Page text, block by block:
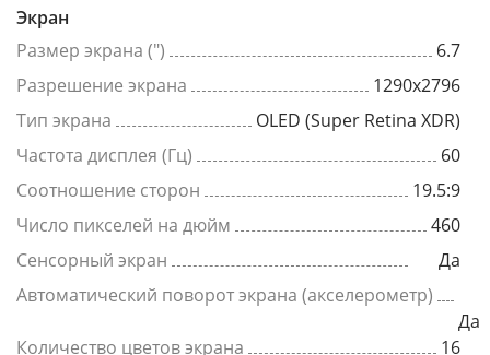
Экран
Размер экрана (")
6.7
Разрешение экрана
1290x2796
Тип экрана
OLED (Super Retina XDR)
Частота дисплея (Гц)
60
Соотношение сторон
19.5:9
Число пикселей на дюйм
460
Сенсорный экран
Да
Автоматический поворот экрана (акселерометр)
Да
Количество цветов экрана
16